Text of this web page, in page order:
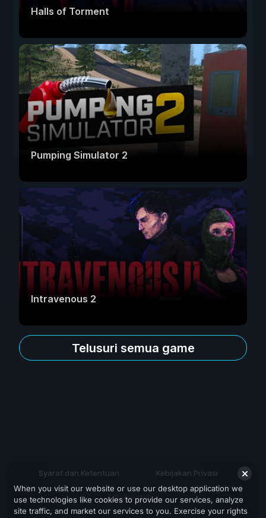
Halls of Torment
Pumping Simulator 2
Intravenous 2
Telusuri semua game
Syarat dan Ketentuan Kebijakan Privasi
Dukungan
When you visit our website or use our desktop application we
use technologies like cookies to provide our services, analyze
site traffic, and market our services to you. Exercise your rights